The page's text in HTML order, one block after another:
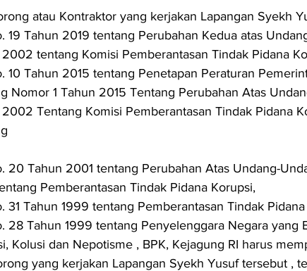
atau Kontraktor yang kerjakan Lapangan Syekh
19 Tahun 2019 tentang Perubahan Kedua atas
tentang Komisi Pemberantasan Tindak Pidana
10 Tahun 2015 tentang Penetapan Peraturan
Nomor 1 Tahun 2015 Tentang Perubahan Atas
Tentang Komisi Pemberantasan Tindak Pidana
20 Tahun 2001 tentang Perubahan Atas Undang-
Pemberantasan Tindak Pidana Korupsi,
31 Tahun 1999 tentang Pemberantasan Tindak
28 Tahun 1999 tentang Penyelenggara Negara yang
Kolusi dan Nepotisme , BPK, Kejagung RI harus
yang kerjakan Lapangan Syekh Yusuf tersebut ,